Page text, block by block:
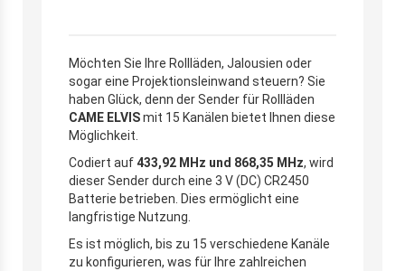
Möchten Sie Ihre Rollläden, Jalousien oder
sogar eine Projektionsleinwand steuern? Sie
haben Glück, denn der Sender für Rollläden
CAME ELVISmit 15 Kanälen bietet Ihnen diese
Möglichkeit.
Codiert auf433,92 MHz und 868,35 MHz, wird
dieser Sender durch eine 3 V (DC) CR2450
Batterie betrieben. Dies ermöglicht eine
langfristige Nutzung.
Es ist möglich, bis zu 15 verschiedene Kanäle
zu konfigurieren, was für Ihre zahlreichen